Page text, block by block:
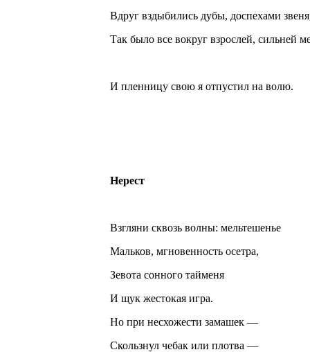
Вдруг вздыбились дубы, доспехами
Так было все вокруг взрослей, сильней
И пленницу свою я отпустил на волю.
Нерест
Взгляни сквозь волны: мельтешенье
Мальков, мгновенность осетра,
Зевота сонного тайменя
И щук жестокая игра.
Но при несхожести замашек —
Скользнул чебак или плотва —